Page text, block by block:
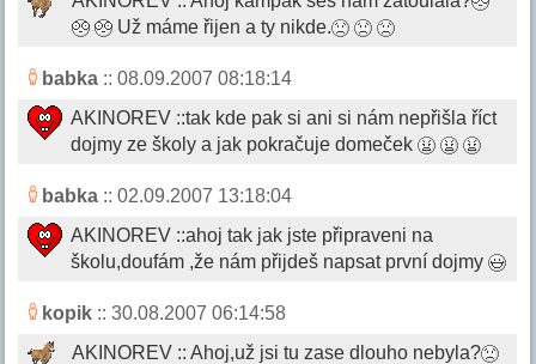
Už máme řijen a ty nikde.
babka :: 08.09.2007 08:18:14
AKINOREV ::tak kde pak si ani si nám nepřišla říct
dojmy ze školy a jak pokračuje domeček
babka :: 02.09.2007 13:18:04
AKINOREV ::ahoj tak jak jste připraveni na
školu,doufám ,že nám přijdeš napsat první dojmy
kopik :: 30.08.2007 06:14:58
AKINOREV :: Ahoj,už jsi tu zase dlouho nebyla?